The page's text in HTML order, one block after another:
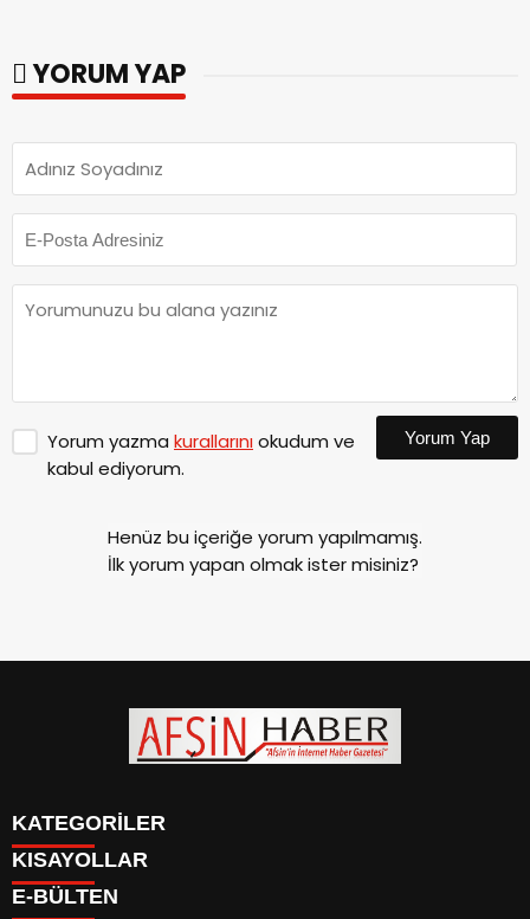
YORUM YAP
Yorum yazma kurallarınıokudum ve
kabul ediyorum.
Yorum Yap
Henüz bu içeriğe yorum yapılmamış.
İlk yorum yapan olmak ister misiniz?
KATEGORİLER
SİYASET
EĞİTİM
KISAYOLLAR
E-BÜLTEN